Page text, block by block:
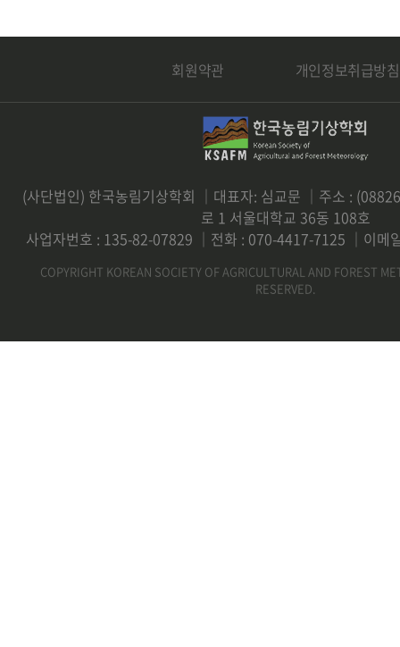
회원약관 개인정보취급방침
(사단법인) 한국농림기상학회 ｜대표자: 심교문 ｜주소 :
로 1 서울대학교 36동 108호
사업자번호 : 135-82-07829 ｜전화 : 070-4417-7125 ｜이
COPYRIGHT KOREAN SOCIETY OF AGRICULTURAL AND FOREST
RESERVED.